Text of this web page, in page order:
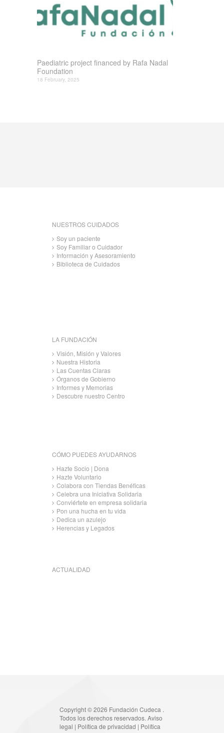
Paediatric project financed by Rafa Nadal
Foundation
18 February, 2025
NUESTROS CUIDADOS
Soy un paciente
Soy Familiar o Cuidador
Información y Asesoramiento
Biblioteca de Cuidados
LA FUNDACIÓN
Visión, Misión y Valores
Nuestra Historia
Las Cuentas Claras
Órganos de Gobierno
Informes y Memorias
Descubre nuestro Centro
CÓMO PUEDES AYUDARNOS
Hazte Socio | Dona
Hazte Voluntario
Colabora con Tiendas Benéficas
Celebra una Iniciativa Solidaria
Conviértete en empresa solidaria
Pon una hucha en tu vida
Dedica un azulejo
Herencias y Legados
ACTUALIDAD
Copyright © 2026 Fundación Cudeca .
Todos los derechos reservados. Aviso
legal | Política de privacidad | Política